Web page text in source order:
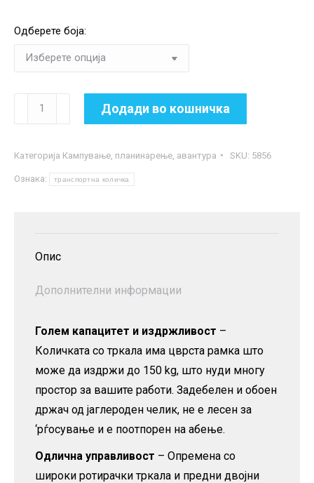
Одберете боја:
Преклопна
транспортна
со
маса
Додади во кошничка
Категорија Кампување, планинарење, авантура SKU: 5856
Ознака: транспортна количка
Опис
Дополнителни информации
Голем капацитет и издржливост –
Количката со тркала има цврста рамка што
може да издржи до 150 kg, што нуди многу
простор за вашите работи. Задебелен и обоен
држач од јаглероден челик, не е лесен за
‘рѓосување и е поотпорен на абење.
Одлична управливост – Опремена со
широки ротирачки тркала и предни двојни